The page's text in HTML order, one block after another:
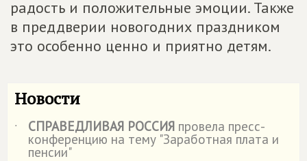
радость и положительные эмоции. Также
в преддверии новогодних праздником
это особенно ценно и приятно детям.
Новости
˙ СПРАВЕДЛИВАЯ РОССИЯ провела пресс-
конференцию на тему "Заработная плата и
пенсии"